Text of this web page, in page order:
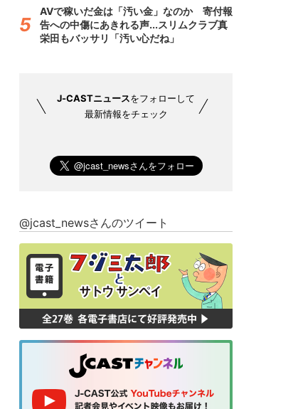
AVで稼いだ金は「汚い金」なのか 寄付報
告への中傷にあきれる声...スリムクラブ真
栄田もバッサリ「汚い心だね」
J-CASTニュースをフォローして
最新情報をチェック
@jcast_newsさんのツイート